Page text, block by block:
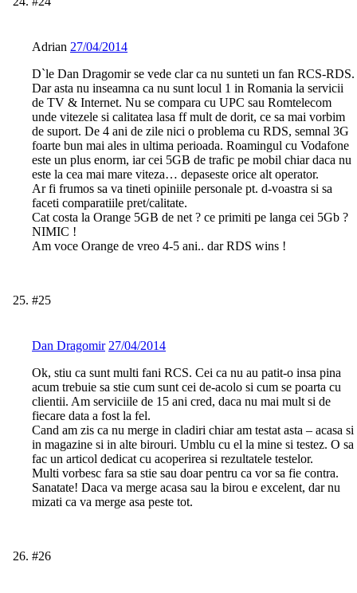
Adrian 27/04/2014
D`le Dan Dragomir se vede clar ca nu sunteti un fan RCS-RDS.
Dar asta nu inseamna ca nu sunt locul 1 in Romania la servicii
de TV & Internet. Nu se compara cu UPC sau Romtelecom
unde vitezele si calitatea lasa ff mult de dorit, ce sa mai vorbim
de suport. De 4 ani de zile nici o problema cu RDS, semnal 3G
foarte bun mai ales in ultima perioada. Roamingul cu Vodafone
este un plus enorm, iar cei 5GB de trafic pe mobil chiar daca nu
este la cea mai mare viteza… depaseste orice alt operator.
Ar fi frumos sa va tineti opiniile personale pt. d-voastra si sa
faceti comparatiile pret/calitate.
Cat costa la Orange 5GB de net ? ce primiti pe langa cei 5Gb ?
NIMIC !
Am voce Orange de vreo 4-5 ani.. dar RDS wins !
#25
Dan Dragomir 27/04/2014
Ok, stiu ca sunt multi fani RCS. Cei ca nu au patit-o insa pina
acum trebuie sa stie cum sunt cei de-acolo si cum se poarta cu
clientii. Am serviciile de 15 ani cred, daca nu mai mult si de
fiecare data a fost la fel.
Cand am zis ca nu merge in cladiri chiar am testat asta – acasa si
in magazine si in alte birouri. Umblu cu el la mine si testez. O sa
fac un articol dedicat cu acoperirea si rezultatele testelor.
Multi vorbesc fara sa stie sau doar pentru ca vor sa fie contra.
Sanatate! Daca va merge acasa sau la birou e excelent, dar nu
mizati ca va merge asa peste tot.
#26